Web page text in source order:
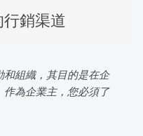
銷渠道
和組織，其目的是在企
為企業主，您必須了